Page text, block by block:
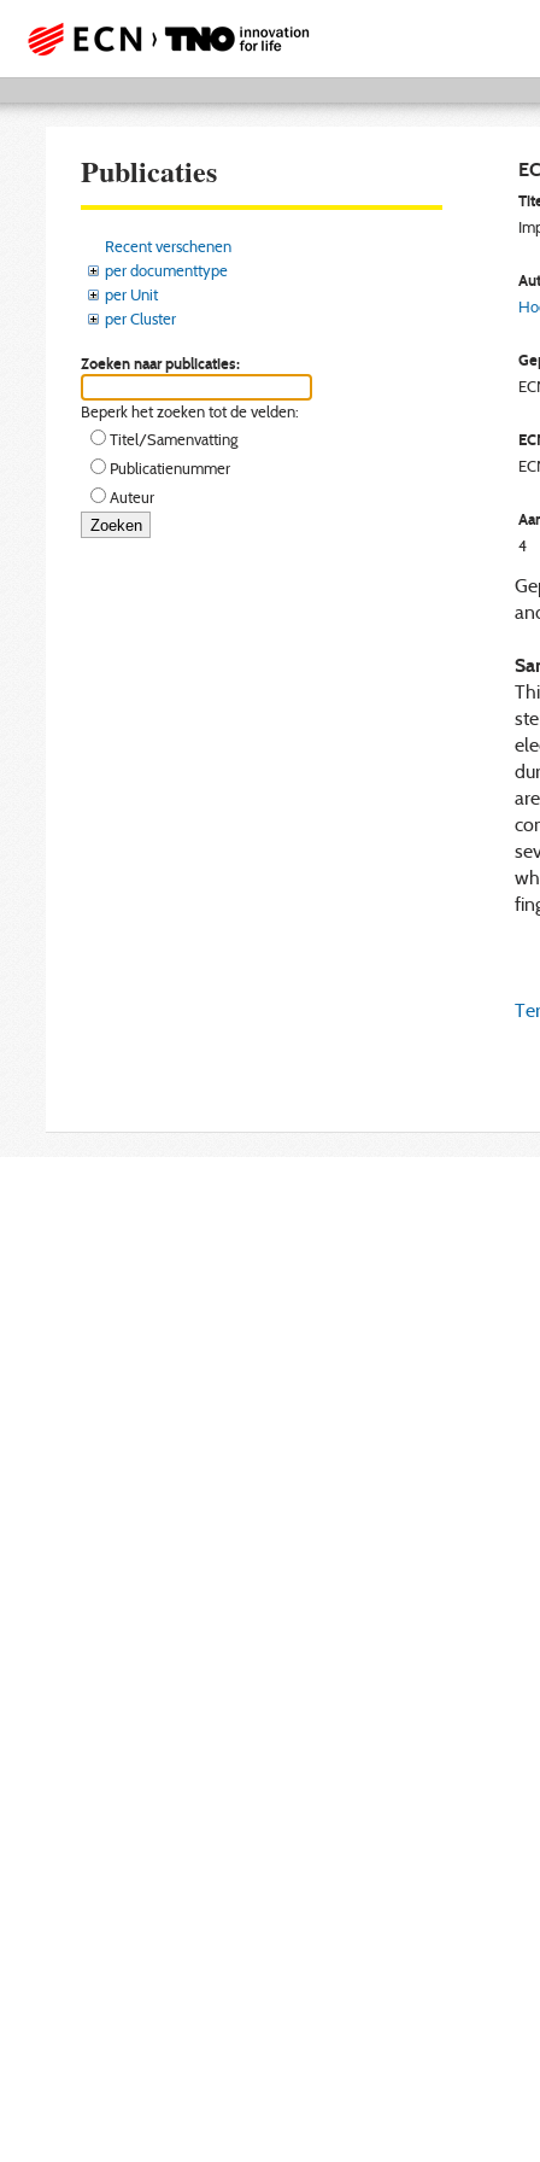
Publicaties
Recent verschenen
per documenttype
per Unit
per Cluster
Zoeken naar publicaties:
Beperk het zoeken tot de velden:
Titel/Samenvatting
Publicatienummer
Auteur
4